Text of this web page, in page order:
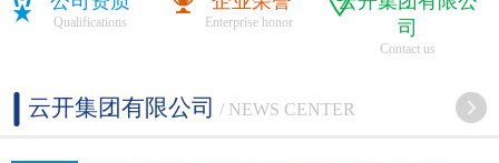
Qualifications Enterprise honor
司
Contact us
云开集团有限公司 / NEWS CENTER